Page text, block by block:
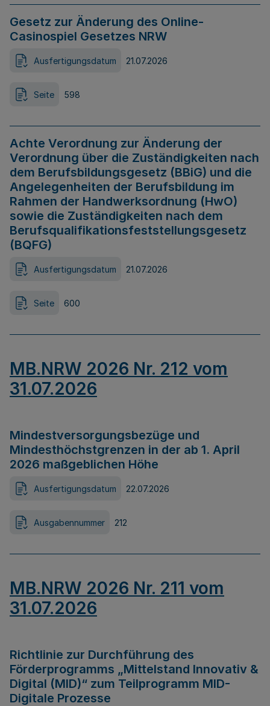
Gesetz zur Änderung des Online-
Casinospiel Gesetzes NRW
Ausfertigungsdatum 21.07.2026
Seite 598
Achte Verordnung zur Änderung der
Verordnung über die Zuständigkeiten nach
dem Berufsbildungsgesetz (BBiG) und die
Angelegenheiten der Berufsbildung im
Rahmen der Handwerksordnung (HwO)
sowie die Zuständigkeiten nach dem
Berufsqualifikationsfeststellungsgesetz
(BQFG)
Ausfertigungsdatum 21.07.2026
Seite 600
MB.NRW 2026 Nr. 212 vom
31.07.2026
Mindestversorgungsbezüge und
Mindesthöchstgrenzen in der ab 1. April
2026 maßgeblichen Höhe
Ausfertigungsdatum 22.07.2026
Ausgabennummer 212
MB.NRW 2026 Nr. 211 vom
31.07.2026
Richtlinie zur Durchführung des
Förderprogramms „Mittelstand Innovativ &
Digital (MID)“ zum Teilprogramm MID-
Digitale Prozesse